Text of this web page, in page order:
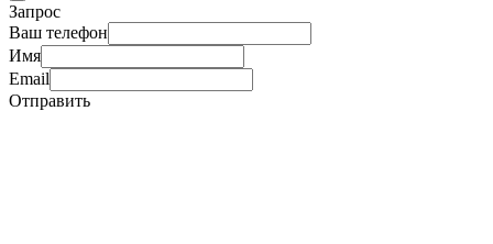
Запрос
Ваш телефон
Имя
Email
Отправить